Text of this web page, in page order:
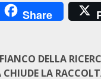
Share
DELLA
LA